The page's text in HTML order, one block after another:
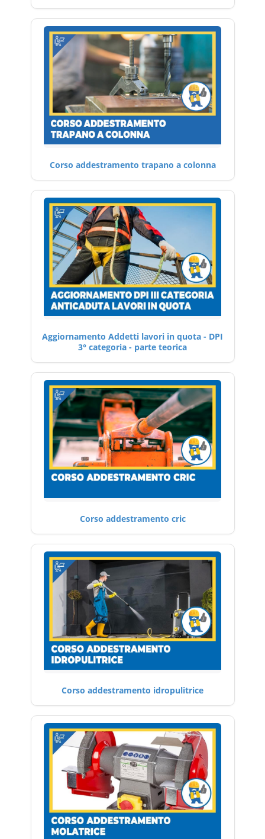
Corso addestramento trapano a colonna
Aggiornamento Addetti lavori in quota - DPI
3° categoria - parte teorica
Corso addestramento cric
Corso addestramento idropulitrice